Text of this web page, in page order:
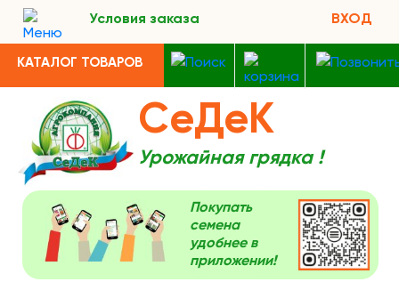
Условия заказа ВХОД
КАТАЛОГ ТОВАРОВ
СеДеК
Урожайная грядка !
Покупать
семена
удобнее в
приложении!